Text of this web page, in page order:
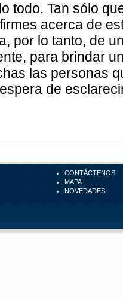
todo. Tan sólo
acerca de
por lo tanto, de
para brindar
las personas
de
CONTÁCTENOS
MAPA
NOVEDADES